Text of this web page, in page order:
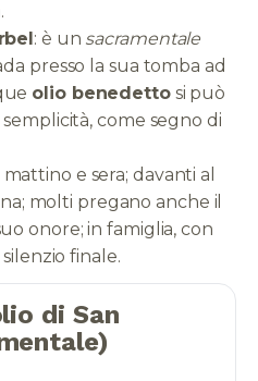
: è un sacramentale
presso la sua tomba ad
olio benedettosi può
come segno di
mattino e sera; davanti al
molti pregano anche il
onore; in famiglia, con
finale.
di San